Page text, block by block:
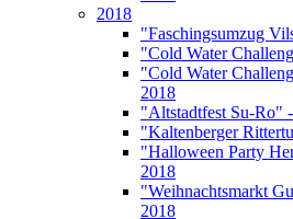
2018
"Faschingsumzug
"Cold Water
"Cold Water
2018
"Altstadtfest Su-Ro"
"Kaltenberger
"Halloween Party
2018
"Weihnachtsmarkt
2018